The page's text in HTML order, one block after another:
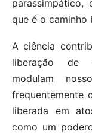
parassimpático,
que é o caminho
A ciência
liberação de
modulam
frequentemente
liberada em
como um